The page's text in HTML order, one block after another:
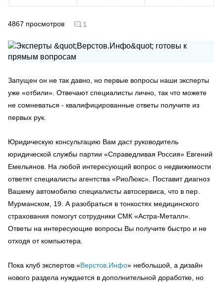
4867 просмотров 1
Запущен он не так давно, но первые вопросы наши эксперты
уже «отбили». Отвечают специалисты лично, так что можете
не сомневаться - квалифицированные ответы получите из
первых рук.
Юридическую консультацию Вам даст руководитель
юридической службы партии «Справедливая Россия» Евгений
Емельянов. На любой интересующий вопрос о недвижимости
ответят специалисты агентства «РиоЛюкс». Поставит диагноз
Вашему автомобилю специалисты автосервиса, что в пер.
Мурманском, 19. А разобраться в тонкостях медицинского
страхования помогут сотрудники СМК «Астра-Металл».
Ответы на интересующие вопросы Вы получите быстро и не
отходя от компьютера.
Пока клуб экспертов «Верстов.Инфо» небольшой, а дизайн
нового раздела нуждается в дополнительной доработке, но